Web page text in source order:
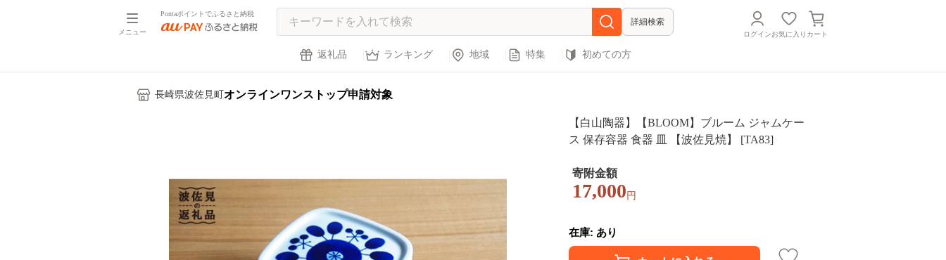
メニュー
Pontaポイントでふるさと納税
詳細検索
ログインお気に入り カート
返礼品 ランキング 地域 特集 初めての方
長崎県波佐見町 オンラインワンストップ申請対象
【白山陶器】【BLOOM】ブルーム ジャムケー
ス 保存容器 食器 皿 【波佐見焼】 [TA83]
寄附金額
17,000 円
在庫: あり